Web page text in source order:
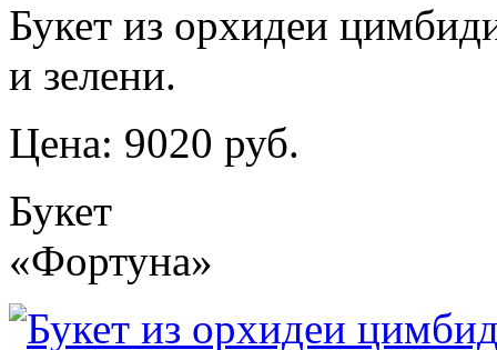
Букет из орхидеи
и зелени.
Цена: 9020 руб.
Букет
«Фортуна»